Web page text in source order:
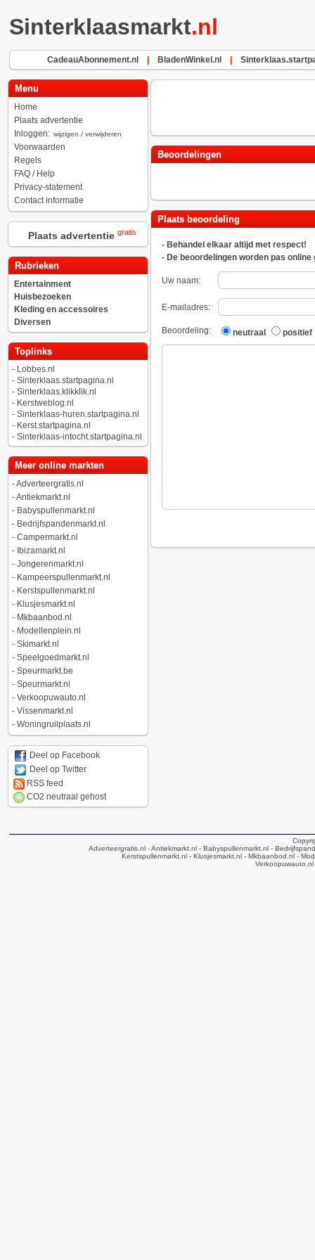
Sinterklaasmarkt.nl
CadeauAbonnement.nl BladenWinkel.nl
Menu
Home
Plaats advertentie
Inloggen: wijzigen / verwijderen
Voorwaarden
Regels
FAQ / Help
Privacy-statement
Contact informatie
Plaats advertentie gratis
Rubrieken
Entertainment
Huisbezoeken
Kleding en accessoires
Diversen
Toplinks
- Lobbes.nl
- Sinterklaas.startpagina.nl
- Sinterklaas.klikklik.nl
- Kerstweblog.nl
- Sinterklaas-huren.startpagina.nl
- Kerst.startpagina.nl
- Sinterklaas-intocht.startpagina.nl
Meer online markten
-Adverteergratis.nl
-Antiekmarkt.nl
- Babyspullenmarkt.nl
- Bedrijfspandenmarkt.nl
- Campermarkt.nl
- Ibizamarkt.nl
- Jongerenmarkt.nl
- Kampeerspullenmarkt.nl
- Kerstspullenmarkt.nl
- Klusjesmarkt.nl
- Mkbaanbod.nl
- Modellenplein.nl
- Skimarkt.nl
- Speelgoedmarkt.nl
- Speurmarkt.be
- Speurmarkt.nl
- Verkoopuwauto.nl
- Vissenmarkt.nl
- Woningruilplaats.nl
Deel op Facebook
Deel op Twitter
RSS feed
CO2 neutraal gehost
Beoordelingen
Plaats beoordeling
- Behandel elkaar altijd met respect!
- De beoordelingen worden pas
Uw naam:
E-mailadres:
Beoordeling: neutraal positief
Adverteergratis.nl - Antiekmarkt.nl - Babyspullenmarkt.nl -
Kerstspullenmarkt.nl- Klusjesmarkt.nl- Mkbaanbod.nl-
Verkoopuwauto.nl